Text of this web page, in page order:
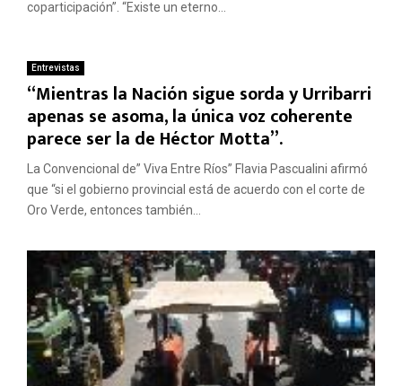
coparticipación”. “Existe un eterno...
Entrevistas
“Mientras la Nación sigue sorda y Urribarri
apenas se asoma, la única voz coherente
parece ser la de Héctor Motta”.
La Convencional de” Viva Entre Ríos” Flavia Pascualini afirmó
que “si el gobierno provincial está de acuerdo con el corte de
Oro Verde, entonces también...